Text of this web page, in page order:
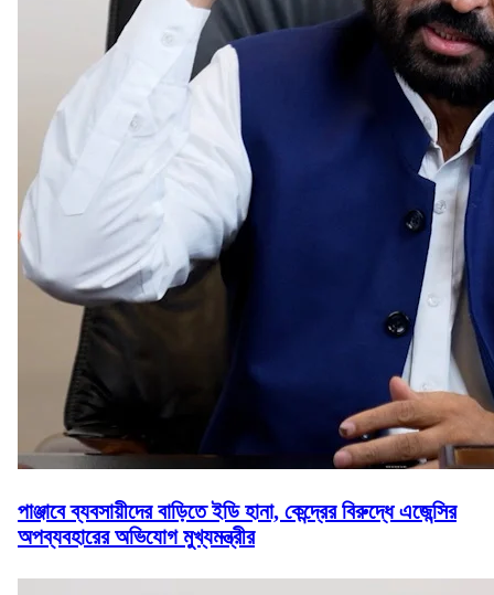
পাঞ্জাবে ব্যবসায়ীদের বাড়িতে ইডি হানা, কেন্দ্রের বিরুদ্ধে এজেন্সির
অপব্যবহারের অভিযোগ মুখ্যমন্ত্রীর